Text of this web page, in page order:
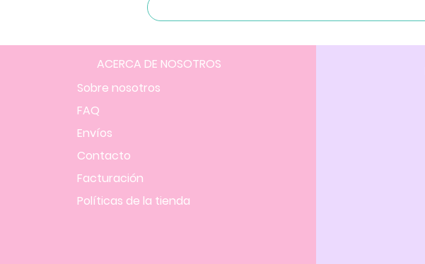
ACERCA DE NOSOTROS
Sobre nosotros
FAQ
Envíos
Contacto
Facturación
Políticas de la tienda